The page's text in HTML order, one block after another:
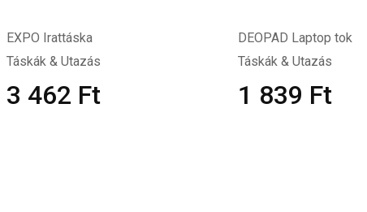
EXPO Irattáska
Táskák & Utazás
3 462 Ft
DEOPAD Laptop tok
Táskák & Utazás
1 839 Ft